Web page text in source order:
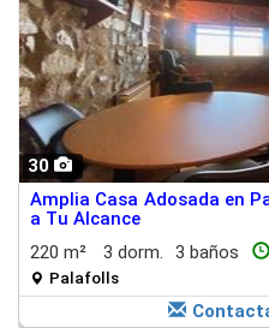
30
Amplia Casa Adosada en
a Tu Alcance
220 m²
3 dorm. 3 baños
Palafolls